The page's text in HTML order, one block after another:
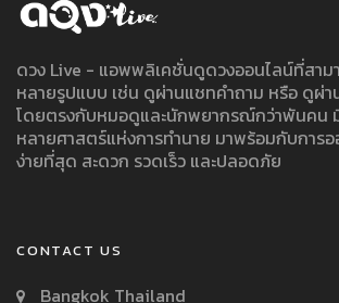
ดวง Live - แอพพลิเคชั่นดูดวงออนไลน์ที่สาม
หลายรูปแบบ เช่น ดูผ่านแชทคำถาม หรือ ดูผ่
โดยตรงกับหมอดูและนักพยากรณ์กว่าพันคน
หลายศาสตร์แห่งการทำนาย มาพร้อมกับการ
ง่ายที่สุด สะดวก รวดเร็ว และปลอดภัย
CONTACT US
Bangkok Thailand